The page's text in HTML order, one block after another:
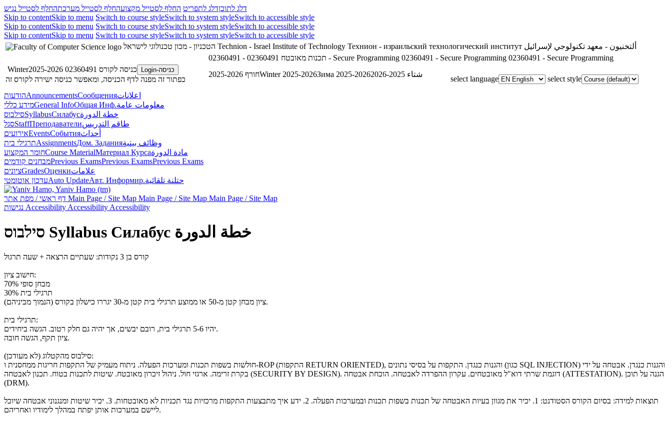
דלג לתוכןדלג לתפריט החלף לסטייל מקצועהחלף לסטייל מערכתהחלף לסטייל נגיש
Skip to contentSkip to menu Switch to course styleSwitch to system styleSwitch to accessible style
Skip to contentSkip to menu Switch to course styleSwitch to system styleSwitch to accessible style
Skip to contentSkip to menu Switch to course styleSwitch to system styleSwitch to accessible style
Technion - Israel Institute of Technology Технион - израильский технологический институт ألتخنيون - معهد تكنولوجي لإسرائيل
02360491 - תכנות מאובטח 02360491 - Secure Programming 02360491 - Secure Programming 02360491 - Secure Programming
כניסה-Login
כניסה לקורס 02360491 Winter2025-2026
כפתור זה מפנה לדף הכניסה, ומאפשר כניסה ישירה לקורס זה
חורף 2025-2026Winter 2025-2026Зима 2025-2026 شتاء 2025-2026
select language
select style
הודעותAnnouncementsСообщенияاعلانات
מידע כלליGeneral InfoОбщая Инф.معلومات عامة
סילבוסSyllabusСилабусخطة الدورة
סגלStaffПреподавателиطاقم التدريس
אירועיםEventsСобытияأحداث
תרגילי ביתAssignmentsДом. Заданияوظائف بيتية
חומר המקצועCourse MaterialМатериал Курсаمادة الدورة
מבחנים קודמיםPrevious ExamsPrevious ExamsPrevious Exams
ציוניםGradesОценкиعلامات
עדכון אוטומטיAuto UpdateАвт. Информир.حتلنة تلقائية
Main Page / Site Map Main Page / Site Map Main Page / Site Map
Accessibility Accessibility Accessibility
סילבוס Syllabus Силабус خطة الدورة
קורס בן 3 נקודות: שעתיים הרצאה + שעה תרגול
חישוב ציון:
70% מבחן סופי
30% תרגילי בית
ציון מבחן קטן מ-50 או ממוצע תרגילי בית קטן מ-30 יגררו כישלון בקורס (הנמוך מביניהם).
תרגילי בית:
יהיו 5-6 תרגילי בית, רובם יבשים, אך יהיה גם חלק רטוב. הגשה ביחידים.
ציון תקף, הגשה חובה.
סילבוס מהקטלוג (לא מעודכן):
חולשות בשפות תכנות ומערכות הפעלה. ניתוח מעמיק של התקפות חריגות ממחסנית ו-ROP (התקפות RETURN ORIENTED), והגנות כנגדן. התקפות על בסיסי נתונים (כגון SQL INJECTION) והגנות כנגדן. אבטחה על ידי
בקרת זרימה. ארגזי חול. ניהול זיכרון מאובטח. שיטות לתכנות בטוח. תכנון לאבטחה (SECURITY BY DESIGN). דוגמת שרתי דוא"ל מאובטחים. עקרון ההפרדה לאבטחה. הוכחת אבטחה (ATTESTATION). הגנה על תוכן
(DRM).
תוצאות למידה: בסיום הקורס הסטודנט: 1. יכיר את מגוון בעיות האבטחה של תכנות בשפות תכנות ובמערכות הפעלה. 2. ידע איך מתבצעות התקפות מרכזיות נגד תכניות לא מאובטחות. 3. יכיר שיטות ומנגנוני אבטחה שיוכל
ליישם במערכות אותן יפתח במהלך לימודיו ואחריהם.